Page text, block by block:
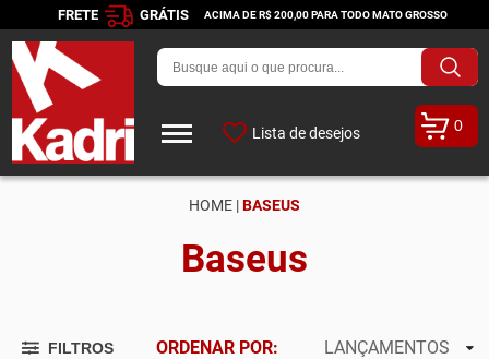
FRETE GRÁTIS ACIMA DE R$ 200,00 PARA TODO MATO GROSSO
Lista de desejos 0
HOME |BASEUS
Baseus
FILTROS ORDENAR POR: LANÇAMENTOS